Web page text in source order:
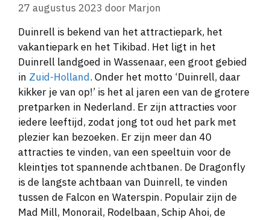
27 augustus 2023 door Marjon
Duinrell is bekend van het attractiepark, het
vakantiepark en het Tikibad. Het ligt in het
Duinrell landgoed in Wassenaar, een groot gebied
in Zuid-Holland. Onder het motto ‘Duinrell, daar
kikker je van op!’ is het al jaren een van de grotere
pretparken in Nederland. Er zijn attracties voor
iedere leeftijd, zodat jong tot oud het park met
plezier kan bezoeken. Er zijn meer dan 40
attracties te vinden, van een speeltuin voor de
kleintjes tot spannende achtbanen. De Dragonfly
is de langste achtbaan van Duinrell, te vinden
tussen de Falcon en Waterspin. Populair zijn de
Mad Mill, Monorail, Rodelbaan, Schip Ahoi, de